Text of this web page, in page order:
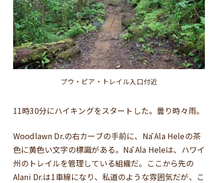
プウ・ピア・トレイル入口付近
11時30分にハイキングをスタートした。曇り時々雨。
Woodlawn Dr.の右カーブの手前に、Nā Ala Heleの茶
色に黄色い文字の標識がある。Nā Ala Heleは、ハワイ
州のトレイルを管理している組織だ。ここから先の
Alani Dr.は1車線になり、私道のような雰囲気だが、こ